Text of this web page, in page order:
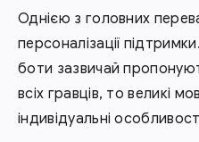
Однією з головних
персоналізації
боти зазвичай
всіх гравців, то великі
індивідуальні